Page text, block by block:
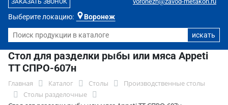
Выберите локацию: Воронеж
ЗАКАЗАТЬ ЗВОНОК
Стол для разделки рыбы или мяса Appeti
ТТ СПРО-607н
Главная Каталог Столы
Производственные столы
Столы разделочные